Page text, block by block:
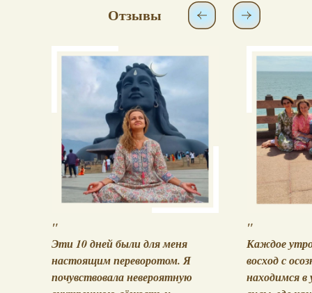
Отзывы
"
Каждое
восход с
находимся в
"
Эти 10 дней были для меня
настоящим переворотом. Я
почувствовала невероятную